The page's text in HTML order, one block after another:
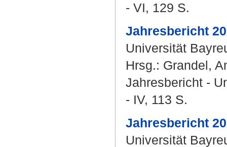
- VI, 129 S.
Jahresbericht
Universität
Hrsg.: Grandel,
Jahresbericht -
- IV, 113 S.
Jahresbericht
Universität